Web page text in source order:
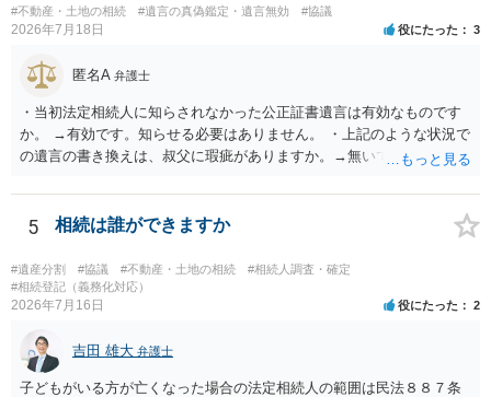
#不動産・土地の相続
#遺言の真偽鑑定・遺言無効 #協議
2026年7月18日 役にたった 3
匿名A 弁護士
・当初法定相続人に知らされなかった公正証書遺言は有効なものです
か。 →有効です。知らせる必要はありません。 ・上記のような状況で
の遺言の書き換えは、叔父に瑕疵がありますか。→無いです。 ・分割
ますか。 →本人が自由に決められますので、どこが妥当とは言えない
です。客観的な基準もありません。 ・できれば穏やかに、分割を拒否
することはできますか。 →分割を拒否するということは、遺産はいら
ないということでしょうか。遺言で、受取を指定されててもいらない
と拒否することはできます。理由を説明する必要はありません。
5 相続は誰ができますか
#遺産分割 #協議 #不動産・土地の相続
#相続人調査・確定
#相続登記（義務化対応）
2026年7月16日 役にたった 2
吉田 雄大 弁護士
子どもがいる方が亡くなった場合の法定相続人の範囲は民法８８７条